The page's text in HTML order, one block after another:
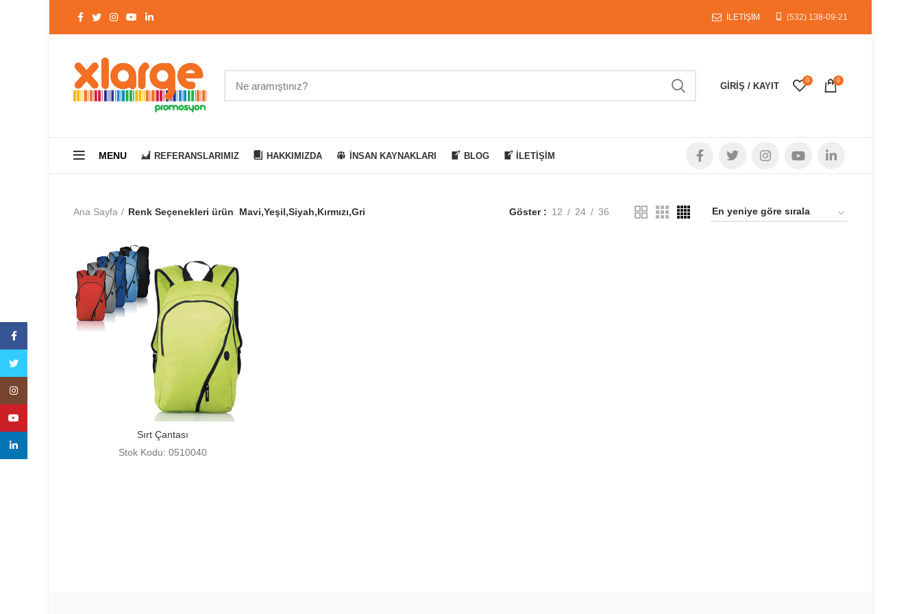
İLETİŞİM (532) 138-09-21
GIRIŞ / KAYIT
0 0
MENU REFERANSLARIMIZ HAKKIMIZDA İNSAN KAYNAKLARI BLOG İLETIŞIM
Ana Sayfa Renk Seçenekleri ürün Mavi,Yeşil,Siyah,Kırmızı,Gri Göster 12 24 36
Sırt Çantası
Stok Kodu: 0510040